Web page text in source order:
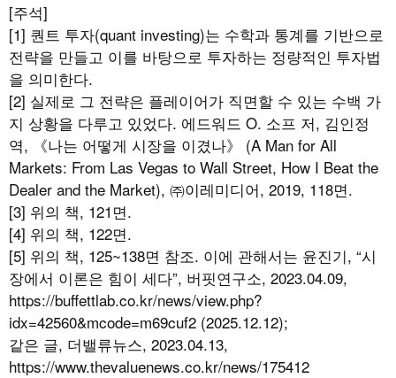
[주석]
[1] 퀀트 투자(quant investing)는 수학과 통계를 기반으로
전략을 만들고 이를 바탕으로 투자하는 정량적인 투자법
을 의미한다.
[2] 실제로 그 전략은 플레이어가 직면할 수 있는 수백 가
지 상황을 다루고 있었다. 에드워드 O. 소프 저, 김인정
역, 《나는 어떻게 시장을 이겼나》 (A Man for All
Markets: From Las Vegas to Wall Street, How I Beat the
Dealer and the Market), ㈜이레미디어, 2019, 118면.
[3] 위의 책, 121면.
[4] 위의 책, 122면.
[5] 위의 책, 125~138면 참조. 이에 관해서는 윤진기, “시
장에서 이론은 힘이 세다”, 버핏연구소, 2023.04.09,
https://buffettlab.co.kr/news/view.php?
idx=42560&mcode=m69cuf2 (2025.12.12);
같은 글, 더밸류뉴스, 2023.04.13,
https://www.thevaluenews.co.kr/news/175412